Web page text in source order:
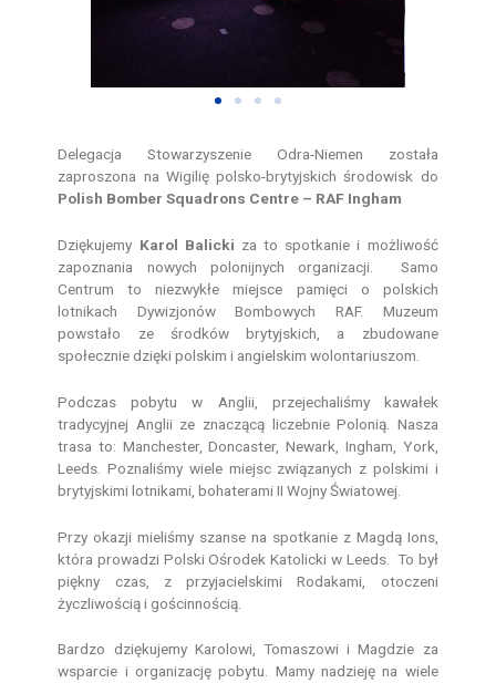
Delegacja Stowarzyszenie Odra-Niemen została
zaproszona na Wigilię polsko-brytyjskich środowisk do
Polish Bomber Squadrons Centre – RAF Ingham
Dziękujemy Karol Balicki za to spotkanie i możliwość
zapoznania nowych polonijnych organizacji. Samo
Centrum to niezwykłe miejsce pamięci o polskich
lotnikach Dywizjonów Bombowych RAF. Muzeum
powstało ze środków brytyjskich, a zbudowane
społecznie dzięki polskim i angielskim wolontariuszom.
Podczas pobytu w Anglii, przejechaliśmy kawałek
tradycyjnej Anglii ze znaczącą liczebnie Polonią. Nasza
trasa to: Manchester, Doncaster, Newark, Ingham, York,
Leeds. Poznaliśmy wiele miejsc związanych z polskimi i
brytyjskimi lotnikami, bohaterami II Wojny Światowej.
Przy okazji mieliśmy szanse na spotkanie z Magdą Ions,
która prowadzi Polski Ośrodek Katolicki w Leeds. To był
piękny czas, z przyjacielskimi Rodakami, otoczeni
życzliwością i gościnnością.
Bardzo dziękujemy Karolowi, Tomaszowi i Magdzie za
wsparcie i organizację pobytu. Mamy nadzieję na wiele